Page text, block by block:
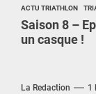
ACTU TRIATHLON
Saison 8 –
un casque !
La Redaction 1